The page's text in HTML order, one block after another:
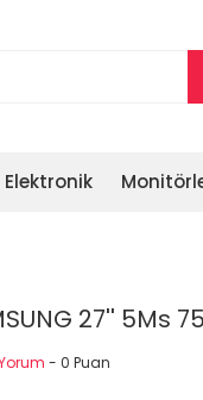
Elektronik
27'' 5Ms
- 0 Puan